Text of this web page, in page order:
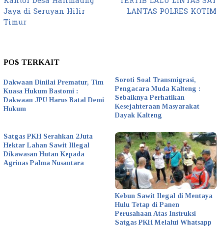
Jaya di Seruyan Hilir
Timur
LANTAS POLRES KOTIM
POS TERKAIT
Dakwaan Dinilai Prematur, Tim
Kuasa Hukum Bastomi :
Dakwaan JPU Harus Batal Demi
Hukum
Soroti Soal Transmigrasi,
Pengacara Muda Kalteng :
Sebaiknya Perhatikan
Kesejahteraan Masyarakat
Dayak Kalteng
Satgas PKH Serahkan 2Juta
Hektar Lahan Sawit Illegal
Dikawasan Hutan Kepada
Agrinas Palma Nusantara
Kebun Sawit Ilegal di Mentaya
Hulu Tetap di Panen
Perusahaan Atas Instruksi
Satgas PKH Melalui Whatsapp